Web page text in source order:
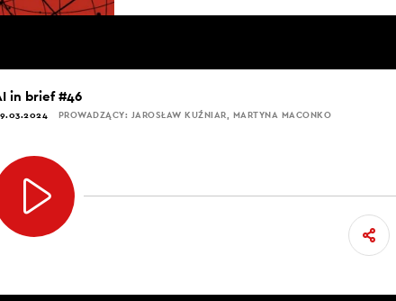
in brief #46
PROWADZĄCY: JAROSŁAW KUŹNIAR, MARTYNA MACONKO